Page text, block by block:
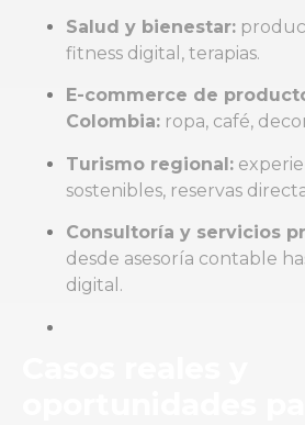
Salud y bienestar:
fitness digital, terapias.
E-commerce de
Colombia: ropa, café,
Turismo regional:
sostenibles, reservas
Consultoría y servicios
desde asesoría contable
digital.